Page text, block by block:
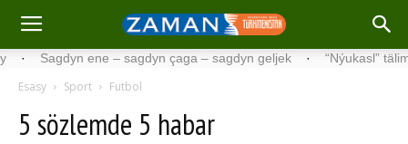
ene – sagdyn çaga – sagdyn geljek · “Nýukasl” tälimçisini
Esasy Sport Futbol
5 sözlemde 5 habar